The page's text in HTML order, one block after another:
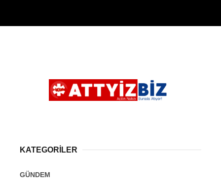
KATEGORİLER
GÜNDEM